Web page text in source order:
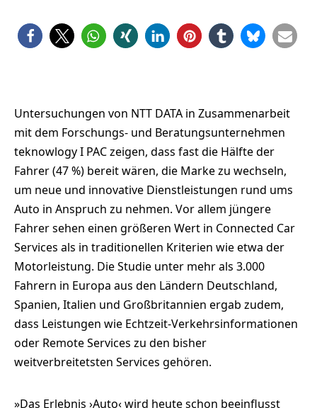
Untersuchungen von NTT DATA in Zusammenarbeit
mit dem Forschungs- und Beratungsunternehmen
teknowlogy I PAC zeigen, dass fast die Hälfte der
Fahrer (47 %) bereit wären, die Marke zu wechseln,
um neue und innovative Dienstleistungen rund ums
Auto in Anspruch zu nehmen. Vor allem jüngere
Fahrer sehen einen größeren Wert in Connected Car
Services als in traditionellen Kriterien wie etwa der
Motorleistung. Die Studie unter mehr als 3.000
Fahrern in Europa aus den Ländern Deutschland,
Spanien, Italien und Großbritannien ergab zudem,
dass Leistungen wie Echtzeit-Verkehrsinformationen
oder Remote Services zu den bisher
weitverbreitetsten Services gehören.
»Das Erlebnis ›Auto‹ wird heute schon beeinflusst